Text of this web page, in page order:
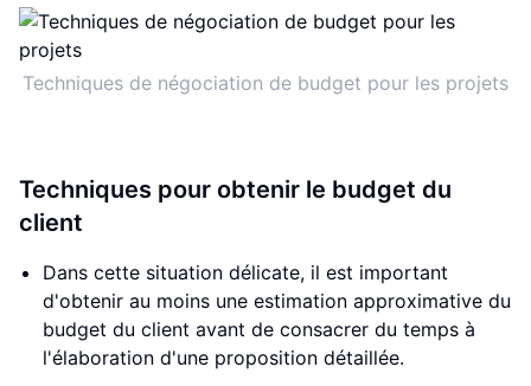
Techniques de négociation de budget pour les projets
Techniques pour obtenir le budget du
client
Dans cette situation délicate, il est important
d'obtenir au moins une estimation approximative du
budget du client avant de consacrer du temps à
l'élaboration d'une proposition détaillée.